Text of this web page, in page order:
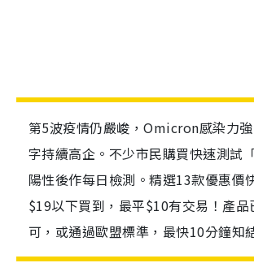
第5波疫情仍嚴峻，Omicron感染力
字持續高企。不少市民購買快速測試
陽性後作每日檢測。精選13款優惠價
$19以下買到，最平$10有交易！產
可，或通過歐盟標準，最快10分鐘知